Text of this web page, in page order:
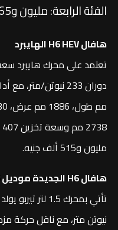
الفئة الرابعة: مليون و265 ألف جنيه
هافال H6 HEV الهايبرد
مليون و515 ألف جنيه.
هافال H6 الجديدة موديل 2026